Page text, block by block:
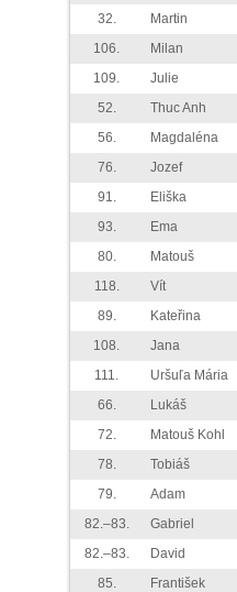
32.
Martin
106.
Milan
109.
Julie
52.
Thuc Anh
56.
Magdaléna
76.
Jozef
91.
Eliška
93.
Ema
80.
Matouš
118.
Vít
89.
Kateřina
108.
Jana
111.
Uršuľa Mária
66.
Lukáš
72.
Matouš Kohl
78.
Tobiáš
79.
Adam
82.–83.
Gabriel
82.–83.
David
85.
František